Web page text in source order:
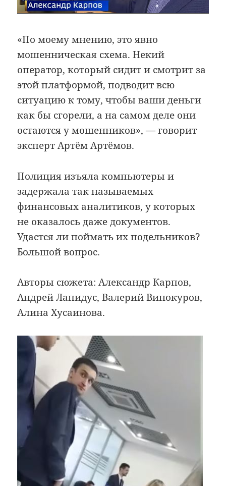
«По моему мнению, это явно
мошенническая схема. Некий
оператор, который сидит и смотрит за
этой платформой, подводит всю
ситуацию к тому, чтобы ваши деньги
как бы сгорели, а на самом деле они
остаются у мошенников», — говорит
эксперт Артём Артёмов.
Полиция изъяла компьютеры и
задержала так называемых
финансовых аналитиков, у которых
не оказалось даже документов.
Удастся ли поймать их подельников?
Большой вопрос.
Авторы сюжета: Александр Карпов,
Андрей Лапидус, Валерий Винокуров,
Алина Хусаинова.